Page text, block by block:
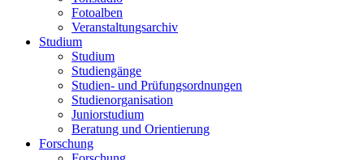
Fotoalben
Veranstaltungsarchiv
Studium
Studium
Studiengänge
Studien- und Prüfungsordnungen
Studienorganisation
Juniorstudium
Beratung und Orientierung
Forschung